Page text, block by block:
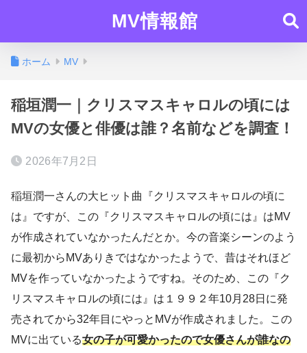
MV情報館
ホーム MV
稲垣潤一｜クリスマスキャロルの頃には
MVの女優と俳優は誰？名前などを調査！
2026年7月2日
稲垣潤一さんの大ヒット曲『クリスマスキャロルの頃に
は』ですが、この『クリスマスキャロルの頃には』はMV
が作成されていなかったんだとか。今の音楽シーンのよう
に最初からMVありきではなかったようで、昔はそれほど
MVを作っていなかったようですね。そのため、この『ク
リスマスキャロルの頃には』は１９９２年10月28日に発
売されてから32年目にやっとMVが作成されました。この
MVに出ている女の子が可愛かったので女優さんが誰なの